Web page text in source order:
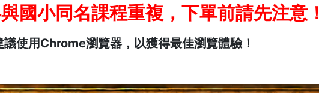
國小同名課程重複，下單前請先注意！
議使用Chrome瀏覽器，以獲得最佳瀏覽體驗！